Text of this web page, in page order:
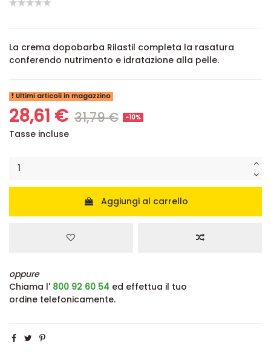
La crema dopobarba Rilastil completa la rasatura
conferendo nutrimento e idratazione alla pelle.
Ultimi articoli in magazzino
28,61 € 31,79 € -10%
Tasse incluse
Aggiungi al carrello
oppure
Chiama l' 800 92 60 54 ed effettua il tuo
ordine telefonicamente.